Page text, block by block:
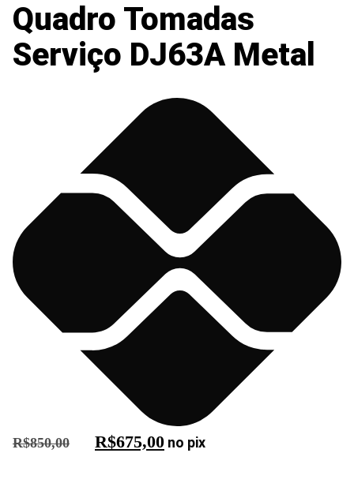
Quadro Tomadas
Serviço DJ63A Metal
R$850,00 R$675,00 no pix